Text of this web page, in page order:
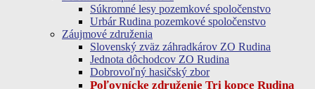
Súkromné lesy pozemkové spoločenstvo
Urbár Rudina pozemkové spoločenstvo
Záujmové združenia
Slovenský zväz záhradkárov ZO Rudina
Jednota dôchodcov ZO Rudina
Dobrovoľný hasičský zbor
Poľovnícke združenie Tri kopce Rudina